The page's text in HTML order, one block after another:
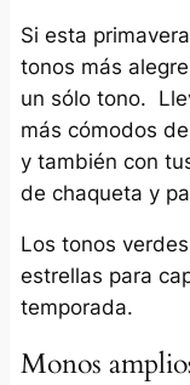
Si esta
tonos más
un sólo tono.
más cómodos
y también con
de chaqueta y
Los tonos
estrellas para
temporada.
Monos